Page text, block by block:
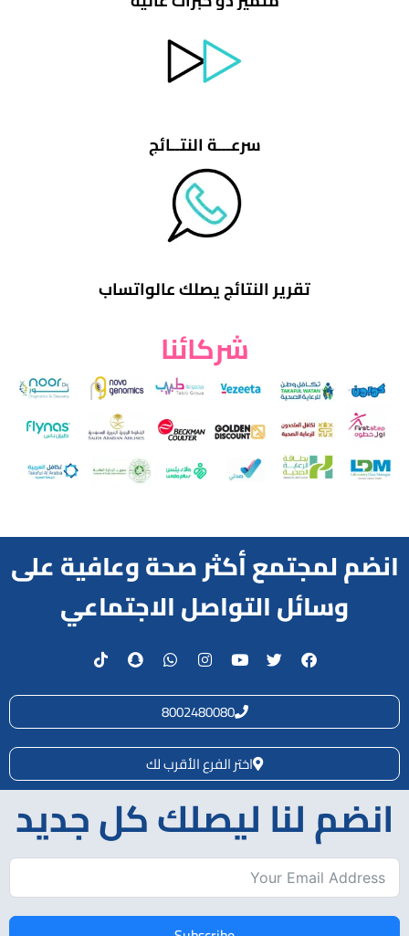
سرعـــة النتــائج
تقرير النتائج يصلك عالواتساب
شركائنا
انضم لمجتمع أكثر صحة وعافية على
وسائل التواصل الاجتماعي
8002480080
اختر الفرع الأقرب لك
انضم لنا ليصلك كل جديد